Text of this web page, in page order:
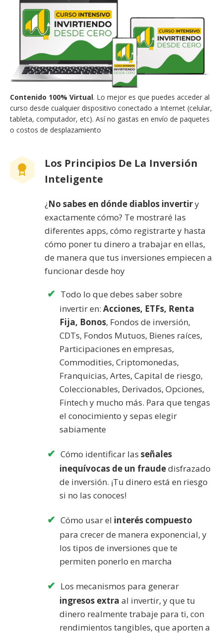
Contenido 100% Virtual. Lo mejor es que puedes acceder al
curso desde cualquier dispositivo conectado a Internet (celular,
tableta, computador, etc). Así no gastas en envío de paquetes
o costos de desplazamiento
Los Principios De La Inversión
Inteligente
¿No sabes en dónde diablos invertiry
exactamente cómo? Te mostraré las
diferentes apps, cómo registrarte y hasta
cómo poner tu dinero a trabajar en ellas,
de manera que tus inversiones empiecen a
funcionar desde hoy
Todo lo que debes saber sobre
invertir en: Acciones, ETFs, Renta
Fija, Bonos, Fondos de inversión,
CDTs, Fondos Mutuos, Bienes raíces,
Participaciones en empresas,
Commodities, Criptomonedas,
Franquicias, Artes, Capital de riesgo,
Coleccionables, Derivados, Opciones,
Fintech y mucho más. Para que tengas
el conocimiento y sepas elegir
sabiamente
Cómo identificar las señales
inequívocas de un fraudedisfrazado
de inversión. ¡Tu dinero está en riesgo
si no las conoces!
Cómo usar el interés compuesto
para crecer de manera exponencial, y
los tipos de inversiones que te
permiten ponerlo en marcha
Los mecanismos para generar
ingresos extra al invertir, y que tu
dinero realmente trabaje para ti, con
rendimientos tangibles, que aporten a